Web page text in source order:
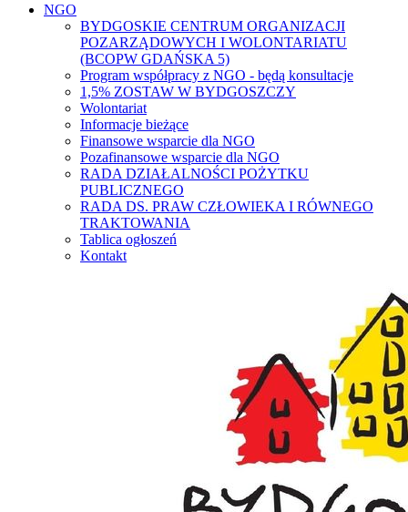
NGO
BYDGOSKIE CENTRUM ORGANIZACJI
POZARZĄDOWYCH I WOLONTARIATU
(BCOPW GDAŃSKA 5)
Program współpracy z NGO - będą konsultacje
1,5% ZOSTAW W BYDGOSZCZY
Wolontariat
Informacje bieżące
Finansowe wsparcie dla NGO
Pozafinansowe wsparcie dla NGO
RADA DZIAŁALNOŚCI POŻYTKU
PUBLICZNEGO
RADA DS. PRAW CZŁOWIEKA I RÓWNEGO
TRAKTOWANIA
Tablica ogłoszeń
Kontakt